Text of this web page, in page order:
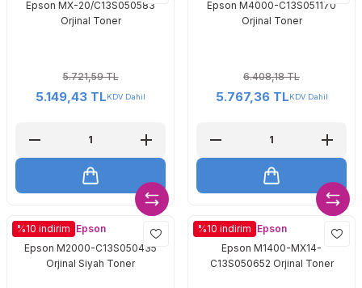
Toshiba
Triumph Adler
Xerox
Epson MX-20/C13S050583
Orjinal Toner
5.721,59 TL
5.149,43 TLKDV Dahil
Epson M4000-C13S051170
Orjinal Toner
6.408,18 TL
5.767,36 TLKDV Dahil
%10 indirim Epson
Epson M2000-C13S050435
Orjinal Siyah Toner
%10 indirim Epson
Epson M1400-MX14-
C13S050652 Orjinal Toner